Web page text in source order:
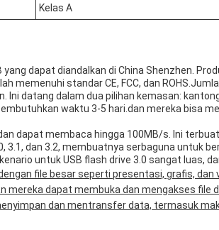
Kelas A
dapat diandalkan di China Shenzhen.
memenuhi standar CE, FCC, dan
Ini datang dalam dua pilihan kemasan:
waktu 3-5 hari.dan mereka bisa
dapat membaca hingga 100MB/s. Ini
3.1, dan 3.2, membuatnya serbaguna untuk
untuk USB flash drive 3.0 sangat luas,
file besar seperti presentasi, grafis, dan
mereka dapat membuka dan mengakses file
dan mentransfer data, termasuk